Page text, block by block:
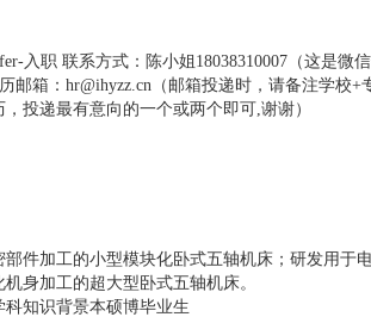
入职 联系方式：陈小姐18038310007（这是微
邮箱：hr@ihyzz.cn（邮箱投递时，请备注学校
投递最有意向的一个或两个即可,谢谢）
件加工的小型模块化卧式五轴机床；研发用于
身加工的超大型卧式五轴机床。
知识背景本硕博毕业生